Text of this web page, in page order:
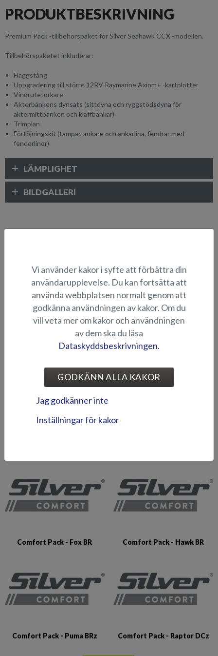
PRODUKTBESKRIVNING
Premium Pack -tillbehörspaket för Silver Seahawk CCX -modellen.
Tillbehörspaketet inkluderar:
Flaggstång
Uppgradering till större 12RV Raymarine Axiom+ -kartplotter
Vindrutetorkare
Akterbänkens dynsats (sittdyna och ryggstödsdyna för
aktermittbänken och klaffbänkar)
Trimplan
Förtöjningskit (tampar, ankare och ankarlina, fendrar med
fenderlinor)
LÄMPLIGHET
BILDGALLERI
Comfort Pack - Beaver BR Comfort Pack - Eagle BR
Comfort Pack - Fox BR Comfort Pack - Hawk BR
Comfort Pack - Puma BRz Comfort Pack - Raptor DCz
Vi använder kakor i syfte att förbättra din
användarupplevelse. Du kan fortsätta att
använda webbplatsen normalt genom att
godkänna användningen av kakor. Om du
vill veta mer om kakor och användningen
av dem ska du läsa
Dataskyddsbeskrivningen.
GODKÄNN ALLA KAKOR
Jag godkänner inte
Inställningar för kakor